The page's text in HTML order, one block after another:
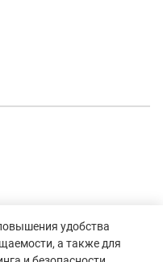
удобства
а также для